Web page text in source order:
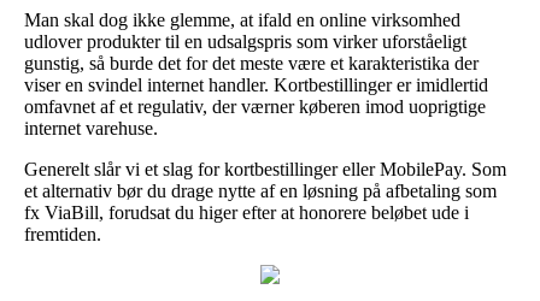
Man skal dog ikke glemme, at ifald en online virksomhed
udlover produkter til en udsalgspris som virker uforståeligt
gunstig, så burde det for det meste være et karakteristika der
viser en svindel internet handler. Kortbestillinger er imidlertid
omfavnet af et regulativ, der værner køberen imod uoprigtige
internet varehuse.
Generelt slår vi et slag for kortbestillinger eller MobilePay. Som
et alternativ bør du drage nytte af en løsning på afbetaling som
fx ViaBill, forudsat du higer efter at honorere beløbet ude i
fremtiden.